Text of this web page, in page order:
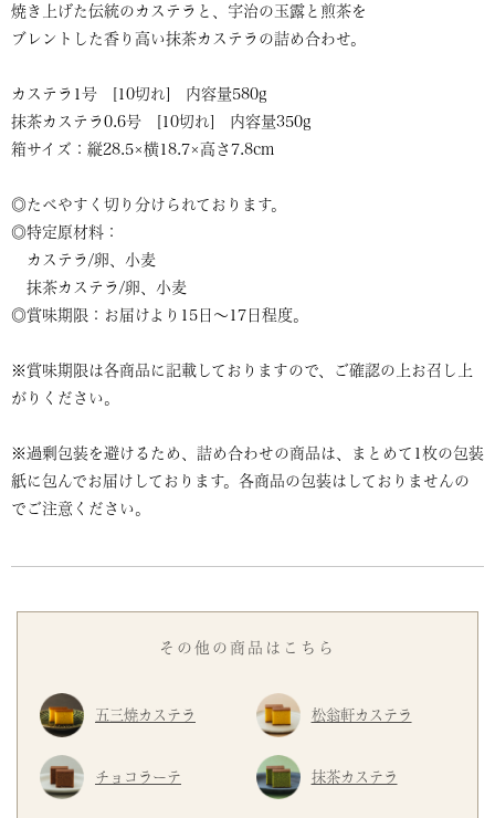
焼き上げた伝統のカステラと、宇治の玉露と煎茶を
ブレントした香り高い抹茶カステラの詰め合わせ。
カステラ1号 [10切れ] 内容量580g
抹茶カステラ0.6号 [10切れ] 内容量350g
箱サイズ：縦28.5×横18.7×高さ7.8cm
◎たべやすく切り分けられております。
◎特定原材料：
カステラ/卵、小麦
抹茶カステラ/卵、小麦
◎賞味期限：お届けより15日～17日程度。
※賞味期限は各商品に記載しておりますので、ご確認の上お召し上
がりください。
※過剰包装を避けるため、詰め合わせの商品は、まとめて1枚の包装
紙に包んでお届けしております。各商品の包装はしておりませんの
でご注意ください。
その他の商品はこちら
五三焼カステラ 松翁軒カステラ
チョコラーテ 抹茶カステラ